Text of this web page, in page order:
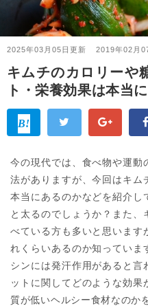
2025年03月05日更新 2019年02月
キムチのカロリーや
ト・栄養効果は本当
今の現代では、食べ物や運動
法がありますが、今回はキム
本当にあるのかなどを紹介し
と太るのでしょうか？また
べている方も多いと思います
れくらいあるのか知っていま
シンには発汗作用があると言
ットに関してどのような効
質が低いヘルシー食材なのか